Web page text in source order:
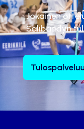
Jokainen
Salibandyn